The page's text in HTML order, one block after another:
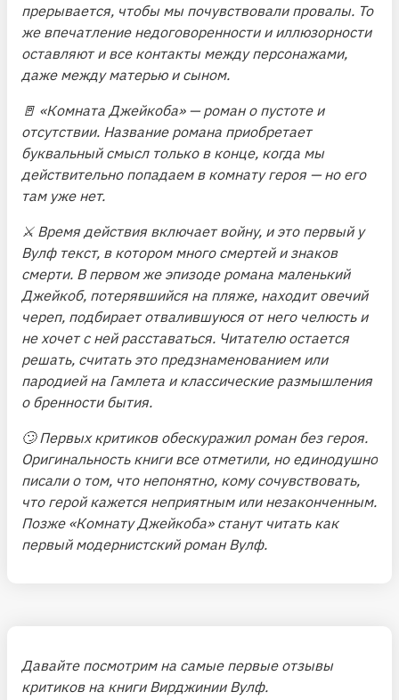
прерывается, чтобы мы почувствовали провалы. То
же впечатление недоговоренности и иллюзорности
оставляют и все контакты между персонажами,
даже между матерью и сыном.
🚪 «Комната Джейкоба» — роман о пустоте и
отсутствии. Название романа приобретает
буквальный смысл только в конце, когда мы
действительно попадаем в комнату героя — но его
там уже нет.
⚔️ Время действия включает войну, и это первый у
Вулф текст, в котором много смертей и знаков
смерти. В первом же эпизоде романа маленький
Джейкоб, потерявшийся на пляже, находит овечий
череп, подбирает отвалившуюся от него челюсть и
не хочет с ней расставаться. Читателю остается
решать, считать это предзнаменованием или
пародией на Гамлета и классические размышления
о бренности бытия.
🙄 Первых критиков обескуражил роман без героя.
Оригинальность книги все отметили, но единодушно
писали о том, что непонятно, кому сочувствовать,
что герой кажется неприятным или незаконченным.
Позже «Комнату Джейкоба» станут читать как
первый модернистский роман Вулф.
Давайте посмотрим на самые первые отзывы
критиков на книги Вирджинии Вулф.